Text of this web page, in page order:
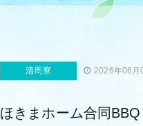
清周寮 2026年06月
ほきまホーム合同BBQ